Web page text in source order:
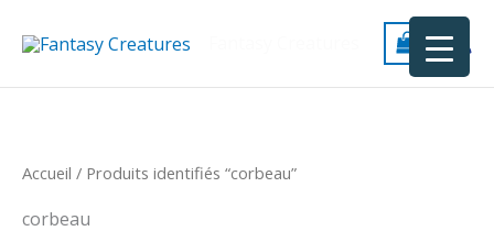
Accueil / Produits identifiés “corbeau”
corbeau